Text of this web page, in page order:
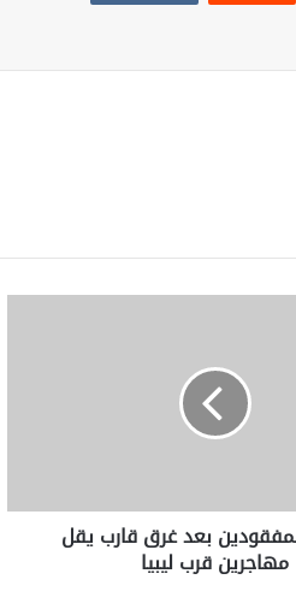
بعد غرق قارب يقل
مهاجرين قرب ليبيا